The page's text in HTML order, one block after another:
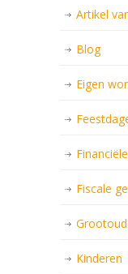
Artikel
Blog
Eigen
Fiscale
Kinderen